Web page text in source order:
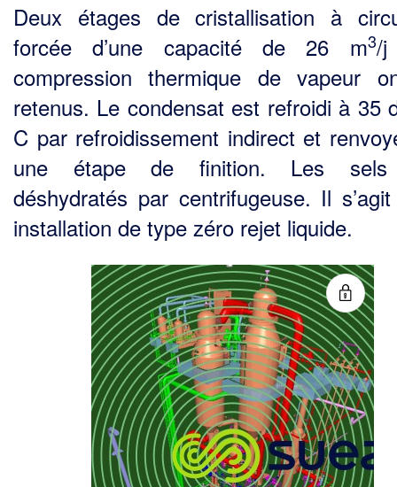
Deux étages de cristallisation à
forcée d’une capacité de 26 m3/j
compression thermique de vapeur
retenus. Le condensat est refroidi à 35
C par refroidissement indirect et
une étape de finition. Les
déshydratés par centrifugeuse. Il s’agit
installation de type zéro rejet liquide.